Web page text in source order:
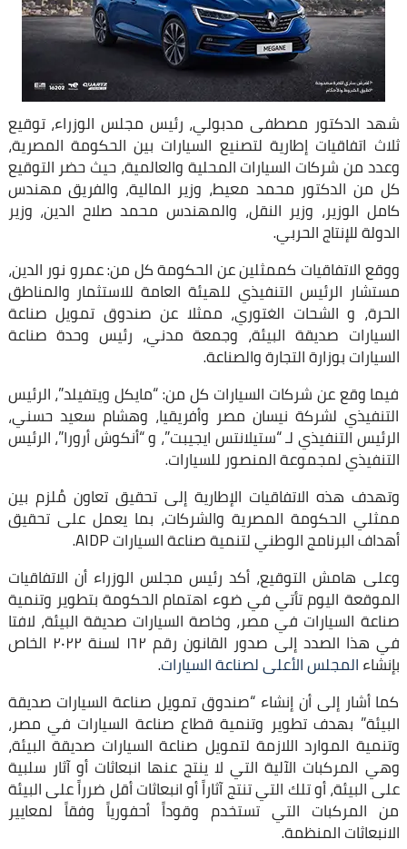
شهد الدكتور مصطفى مدبولي، رئيس مجلس الوزراء، توقيع
ثلاث اتفاقيات إطارية لتصنيع السيارات بين الحكومة المصرية،
وعدد من شركات السيارات المحلية والعالمية، حيث حضر التوقيع
كل من الدكتور محمد معيط، وزير المالية، والفريق مهندس
كامل الوزير، وزير النقل، والمهندس محمد صلاح الدين، وزير
الدولة للإنتاج الحربي.
ووقع الاتفاقيات كممثلين عن الحكومة كل من: عمرو نور الدين،
مستشار الرئيس التنفيذي للهيئة العامة للاستثمار والمناطق
الحرة، و الشحات الغتوري، ممثلا عن صندوق تمويل صناعة
السيارات صديقة البيئة، وجمعة مدني، رئيس وحدة صناعة
السيارات بوزارة التجارة والصناعة.
فيما وقع عن شركات السيارات كل من: “مايكل ويتفيلد”، الرئيس
التنفيذي لشركة نيسان مصر وأفريقيا، وهشام سعيد حسني،
الرئيس التنفيذي لـ “ستيلانتس ايجيبت”، و “أنكوش أرورا”، الرئيس
التنفيذي لمجموعة المنصور للسيارات.
وتهدف هذه الاتفاقيات الإطارية إلى تحقيق تعاون مُلزم بين
ممثلي الحكومة المصرية والشركات، بما يعمل على تحقيق
أهداف البرنامج الوطني لتنمية صناعة السيارات AIDP.
وعلى هامش التوقيع، أكد رئيس مجلس الوزراء أن الاتفاقيات
الموقعة اليوم تأتي في ضوء اهتمام الحكومة بتطوير وتنمية
صناعة السيارات في مصر، وخاصة السيارات صديقة البيئة، لافتا
في هذا الصدد إلى صدور القانون رقم ١٦۲ لسنة ۲۰۲۲ الخاص
بإنشاءالمجلس الأعلى لصناعة السيارات.
كما أشار إلى أن إنشاء “صندوق تمويل صناعة السيارات صديقة
البيئة” بهدف تطوير وتنمية قطاع صناعة السيارات في مصر،
وتنمية الموارد اللازمة لتمويل صناعة السيارات صديقة البيئة،
وهي المركبات الآلية التي لا ينتج عنها انبعاثات أو آثار سلبية
على البيئة، أو تلك التي تنتج آثاراً أو انبعاثات أقل ضرراً على البيئة
من المركبات التي تستخدم وقوداً أحفورياً وفقاً لمعايير
الانبعاثات المنظمة.